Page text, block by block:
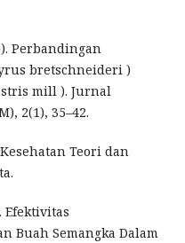
Perbandingan
bretschneideri )
mill ). Jurnal
2(1), 35–42.
Teori dan
Efektivitas
Buah Semangka Dalam